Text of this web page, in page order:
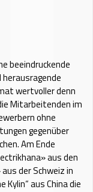
beeindruckende
wertvoller denn
Mitarbeitenden im
ohne
gegenüber
Am Ende
aus den
der Schweiz in
Kylin“ aus China die